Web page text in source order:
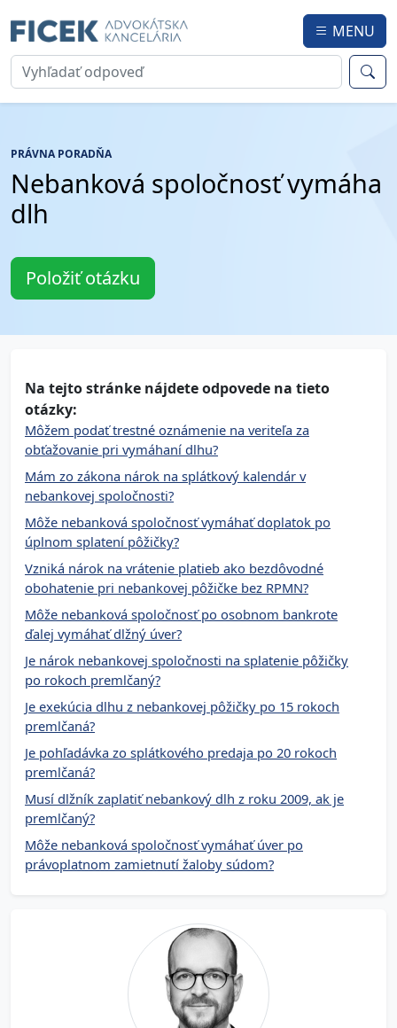
MENU
PRÁVNA PORADŇA
Nebanková spoločnosť vymáha
dlh
Položiť otázku
Na tejto stránke nájdete odpovede na tieto
otázky:
Môžem podať trestné oznámenie na veriteľa za
obťažovanie pri vymáhaní dlhu?
Mám zo zákona nárok na splátkový kalendár v
nebankovej spoločnosti?
Môže nebanková spoločnosť vymáhať doplatok po
úplnom splatení pôžičky?
Vzniká nárok na vrátenie platieb ako bezdôvodné
obohatenie pri nebankovej pôžičke bez RPMN?
Môže nebanková spoločnosť po osobnom bankrote
ďalej vymáhať dlžný úver?
Je nárok nebankovej spoločnosti na splatenie pôžičky
po rokoch premlčaný?
Je exekúcia dlhu z nebankovej pôžičky po 15 rokoch
premlčaná?
Je pohľadávka zo splátkového predaja po 20 rokoch
premlčaná?
Musí dlžník zaplatiť nebankový dlh z roku 2009, ak je
premlčaný?
Môže nebanková spoločnosť vymáhať úver po
právoplatnom zamietnutí žaloby súdom?